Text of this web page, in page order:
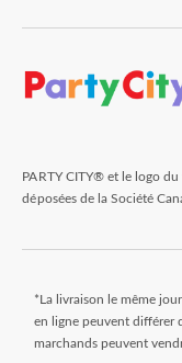
PARTY CITY® et le logo
déposées de la Société
*La livraison le même
en ligne peuvent différer
marchands peuvent